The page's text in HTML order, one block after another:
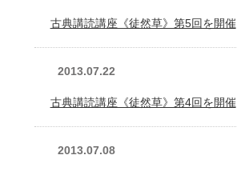
古典講読講座《徒然草》第5回を開催
2013.07.22
古典講読講座《徒然草》第4回を開催
2013.07.08